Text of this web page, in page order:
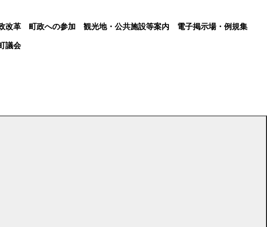
改革 町政への参加 観光地・公共施設等案内
電子掲示場・例規集
議会